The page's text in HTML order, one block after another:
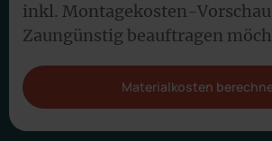
inkl. Montagekosten-
Zaungünstig beauftragen
Materialkosten